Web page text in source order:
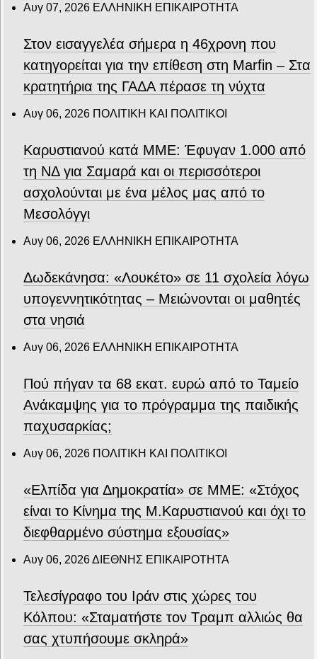
Αυγ 07, 2026 ΕΛΛΗΝΙΚΗ ΕΠΙΚΑΙΡΟΤΗΤΑ
Στον εισαγγελέα σήμερα η 46χρονη που
κατηγορείται για την επίθεση στη Marfin – Στα
κρατητήρια της ΓΑΔΑ πέρασε τη νύχτα
Αυγ 06, 2026 ΠΟΛΙΤΙΚΗ ΚΑΙ ΠΟΛΙΤΙΚΟΙ
Καρυστιανού κατά ΜΜΕ: Έφυγαν 1.000 από
τη ΝΔ για Σαμαρά και οι περισσότεροι
ασχολούνται με ένα μέλος μας από το
Μεσολόγγι
Αυγ 06, 2026 ΕΛΛΗΝΙΚΗ ΕΠΙΚΑΙΡΟΤΗΤΑ
Δωδεκάνησα: «Λουκέτο» σε 11 σχολεία λόγω
υπογεννητικότητας – Μειώνονται οι μαθητές
στα νησιά
Αυγ 06, 2026 ΕΛΛΗΝΙΚΗ ΕΠΙΚΑΙΡΟΤΗΤΑ
Πού πήγαν τα 68 εκατ. ευρώ από το Ταμείο
Ανάκαμψης για το πρόγραμμα της παιδικής
παχυσαρκίας;
Αυγ 06, 2026 ΠΟΛΙΤΙΚΗ ΚΑΙ ΠΟΛΙΤΙΚΟΙ
«Ελπίδα για Δημοκρατία» σε ΜΜΕ: «Στόχος
είναι το Κίνημα της Μ.Καρυστιανού και όχι το
διεφθαρμένο σύστημα εξουσίας»
Αυγ 06, 2026ΔΙΕΘΝΗΣ ΕΠΙΚΑΙΡΟΤΗΤΑ
Τελεσίγραφο του Ιράν στις χώρες του
Κόλπου: «Σταματήστε τον Τραμπ αλλιώς θα
σας χτυπήσουμε σκληρά»